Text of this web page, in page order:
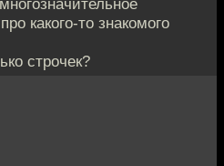
какого-то знакомого
строчек?